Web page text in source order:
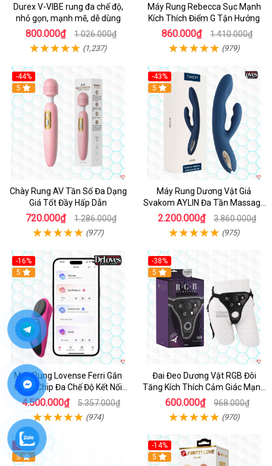
Durex V-VIBE rung đa chế độ,
nhỏ gọn, mạnh mẽ, dễ dùng
800.000₫ 1.026.000₫
(1,237)
Máy Rung Rebecca Sục Mạnh
Kích Thích Điểm G Tận Hưởng
860.000₫ 1.410.000₫
(979)
-44%
Hot
5
Chày Rung AV Tần Số Đa Dạng
Giá Tốt Đầy Hấp Dẫn
720.000₫ 1.286.000₫
(977)
-43%
Hot
5
Máy Rung Dương Vật Giả
Svakom AYLIN Đa Tần Massage
Sướng
2.200.000₫ 3.860.000₫
(975)
-16%
Hot
5
Máy Rung Lovense Ferri Gắn
Quần Chip Đa Chế Độ Kết Nối
App
4.500.000₫ 5.357.000₫
(974)
-38%
Hot
5
Đai Đeo Dương Vật RGB Đôi
Tăng Kích Thích Cảm Giác Mạnh
Mẽ
600.000₫ 968.000₫
(970)
-38%
5
-14%
5